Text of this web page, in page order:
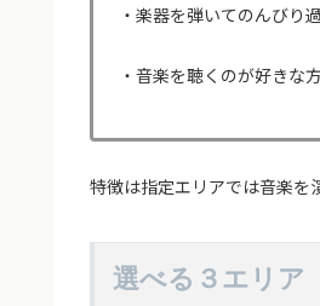
・楽器を弾いてのんびり
・音楽を聴くのが好きな
特徴は指定エリアでは音楽を
選べる３エリア